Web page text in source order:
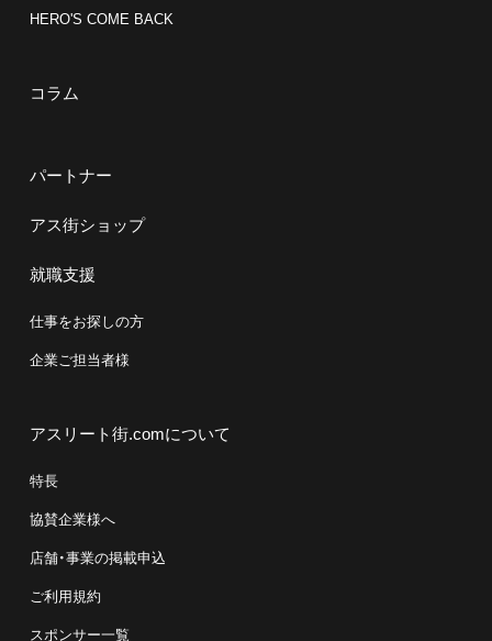
HERO'S COME BACK
コラム
パートナー
アス街ショップ
就職支援
仕事をお探しの方
企業ご担当者様
アスリート街.comについて
特長
協賛企業様へ
店舗・事業の掲載申込
ご利用規約
スポンサー一覧